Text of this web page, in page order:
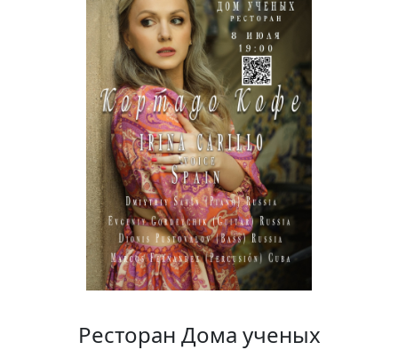
О Доме учёных
Виртуальный тур
Контакты
Вакансии
Ресторан Дома ученых